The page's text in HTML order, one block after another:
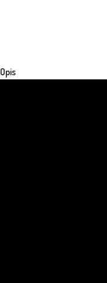
Opis